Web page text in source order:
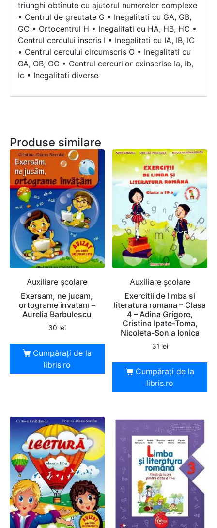
triunghi obtinute cu ajutorul numerelor complexe
• Centrul de greutate G • Inegalitati cu GA, GB,
GC • Ortocentrul H • Inegalitati cu HA, HB, HC •
Centrul cercului inscris I • Inegalitati cu IA, IB, IC
• Centrul cercului circumscris O • Inegalitati cu
OA, OB, OC • Centrul cercurilor exinscrise Ia, Ib,
Ic • Inegalitati diverse
Produse similare
Auxiliare şcolare
Exersam, ne jucam,
ortograme invatam –
Aurelia Barbulescu
30 lei
Cumpărați de la
libris.ro
Auxiliare şcolare
Exercitii de limba si
literatura romana – Clasa
4 – Adina Grigore,
Cristina Ipate-Toma,
Nicoleta-Sonia Ionica
31 lei
Cumpărați de la
libris.ro